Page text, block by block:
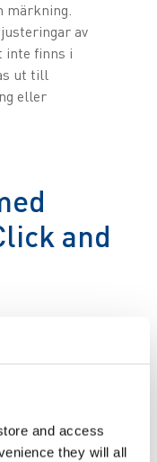
and access
they will all
märkning.
av
inte finns i
ut till
eller
and
att de skulle
igång i alla